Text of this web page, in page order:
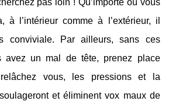
à l’intérieur comme à l’extérieur, il
conviviale. Par ailleurs, sans ces
avez un mal de tête, prenez place
vous, les pressions et la
et éliminent vox maux de